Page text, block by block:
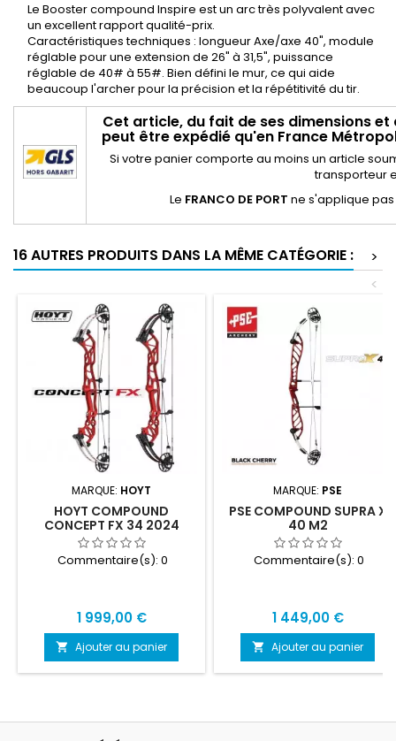
Le Booster compound Inspire est un arc très polyvalent avec
un excellent rapport qualité-prix.
Caractéristiques techniques : longueur Axe/axe 40", module
réglable pour une extension de 26" à 31,5", puissance
réglable de 40# à 55#. Bien défini le mur, ce qui aide
beaucoup l'archer pour la précision et la répétitivité du tir.
Cet article, du fait de ses dimensions
peut être expédié qu'en France
Si votre panier comporte au moins un article
transporteur et
Le FRANCO DE PORT ne s'applique
16 AUTRES PRODUITS DANS LA MÊME CATÉGORIE :
>
<
MARQUE: HOYT
HOYT COMPOUND
CONCEPT FX 34 2024
Commentaire(s): 0
Prix
1 999,00 €
 Ajouter au panier
MARQUE: PSE
PSE COMPOUND SUPRA X
40 M2
Commentaire(s): 0
Prix
1 449,00 €
 Ajouter au panier